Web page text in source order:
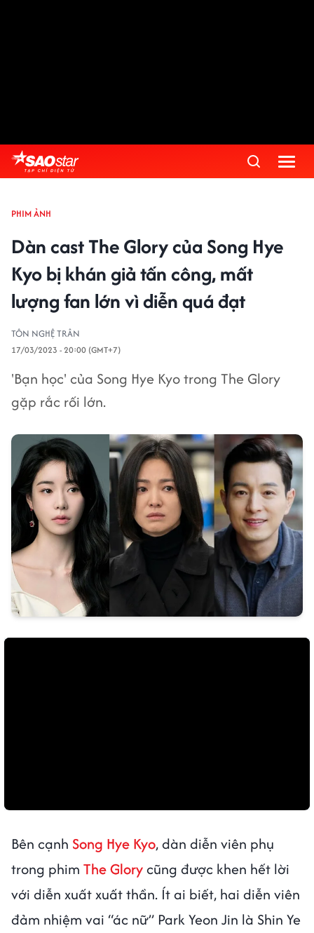
PHIM ẢNH
Dàn cast The Glory của Song Hye
Kyo bị khán giả tấn công, mất
lượng fan lớn vì diễn quá đạt
TÔN NGHỆ TRÂN
17/03/2023 - 20:00 (GMT+7)
'Bạn học' của Song Hye Kyo trong The Glory
gặp rắc rối lớn.
Bên cạnh Song Hye Kyo, dàn diễn viên phụ
trong phim The Glorycũng được khen hết lời
với diễn xuất xuất thần. Ít ai biết, hai diễn viên
đảm nhiệm vai “ác nữ” Park Yeon Jin là Shin Ye